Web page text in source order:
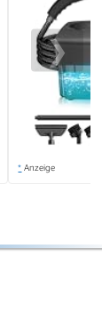
* Anzeige
❯